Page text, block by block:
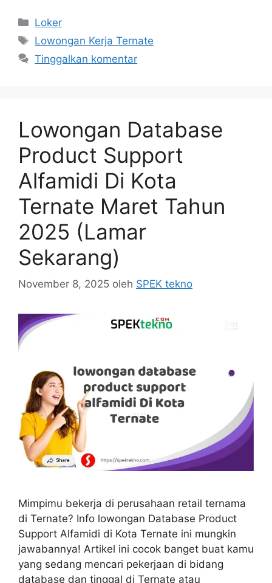
Kategori
Loker
Tag
Lowongan Kerja Ternate
Tinggalkan komentar
Lowongan Database
Product Support
Alfamidi Di Kota
Ternate Maret Tahun
2025 (Lamar
Sekarang)
November 8, 2025 oleh SPEK tekno
Mimpimu bekerja di perusahaan retail ternama
di Ternate? Info lowongan Database Product
Support Alfamidi di Kota Ternate ini mungkin
jawabannya! Artikel ini cocok banget buat kamu
yang sedang mencari pekerjaan di bidang
database dan tinggal di Ternate atau